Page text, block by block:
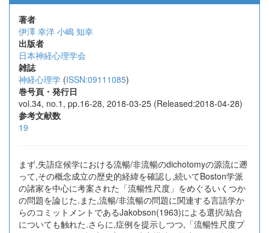
著者
伊澤 幸洋 小嶋 知幸
出版者
日本神経心理学会
雑誌
神経心理学 (ISSN:09111085)
巻号頁・発行日
vol.34, no.1, pp.16-28, 2018-03-25 (Released:2018-04-28)
参考文献数
19
まず,失語症候学における流暢/非流暢のdichotomyの源流に遡
って,その概念成立の歴史的経緯を確認し,続いてBoston学派
の諸家を中心に考案された「流暢性尺度」をめぐるいくつか
の問題を論じた.また,流暢/非流暢の問題に関連する言語学か
らのコミットメントであるJakobson(1963)による選択/結合
についても触れた.さらに,症例を提示しつつ,「流暢性尺度プ